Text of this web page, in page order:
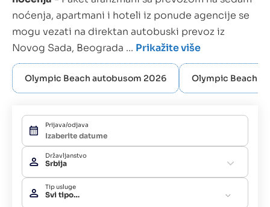
noćenja, apartmani i hoteli iz ponude agencije se
mogu vezati na direktan autobuski prevoz iz
Novog Sada, Beograda ... Prikažite više
Olympic Beach autobusom 2026 Olympic Beach
Prijava/odjava
Državljanstvo
Srbija
Tip usluge
Svi tipovi usluga